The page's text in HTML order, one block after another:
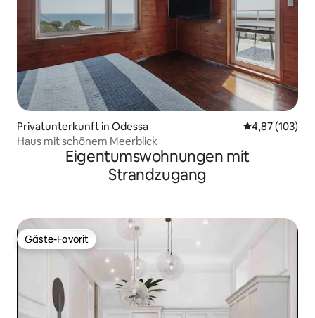
Privatunterkunft in Odessa
4,87 (103)
Haus mit schönem Meerblick
Eigentumswohnungen mit
Strandzugang
Gäste-Favorit
Gäste-Favorit